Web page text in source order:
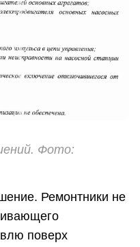
Фото:
Ремонтники не
поверх